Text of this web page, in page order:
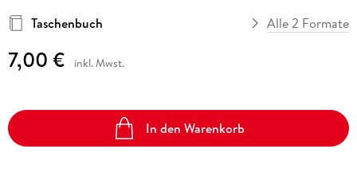
Taschenbuch
Alle 2 Formate
7,00 € inkl. Mwst.
In den Warenkorb